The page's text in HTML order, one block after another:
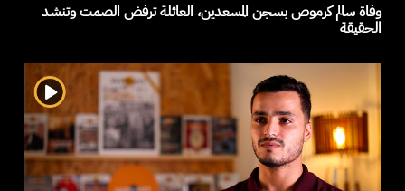
وفاة سالم كرموص بسجن المسعدين، العائلة ترفض الصمت وتنشد
الحقيقة